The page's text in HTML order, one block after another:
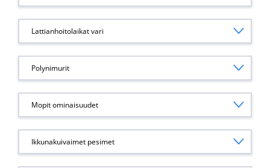
Lattianhoitolaikat vari
Polynimurit
Mopit ominaisuudet
Ikkunakuivaimet pesimet